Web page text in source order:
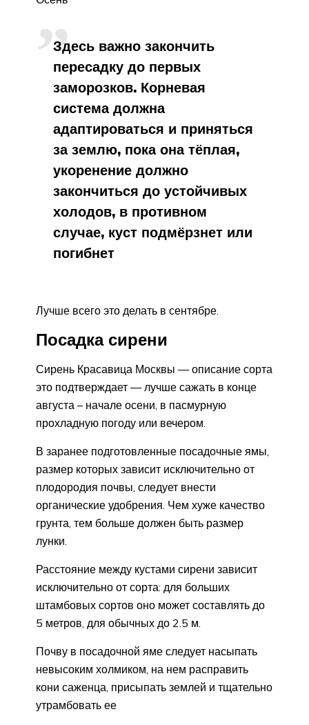
Здесь важно закончить
пересадку до первых
заморозков. Корневая
система должна
адаптироваться и приняться
за землю, пока она тёплая,
укоренение должно
закончиться до устойчивых
холодов, в противном
случае, куст подмёрзнет или
погибнет
Лучше всего это делать в сентябре.
Посадка сирени
Сирень Красавица Москвы — описание сорта
это подтверждает — лучше сажать в конце
августа – начале осени, в пасмурную
прохладную погоду или вечером.
В заранее подготовленные посадочные ямы,
размер которых зависит исключительно от
плодородия почвы, следует внести
органические удобрения. Чем хуже качество
грунта, тем больше должен быть размер
лунки.
Расстояние между кустами сирени зависит
исключительно от сорта: для больших
штамбовых сортов оно может составлять до
5 метров, для обычных до 2.5 м.
Почву в посадочной яме следует насыпать
невысоким холмиком, на нем расправить
кони саженца, присыпать землей и тщательно
утрамбовать ее